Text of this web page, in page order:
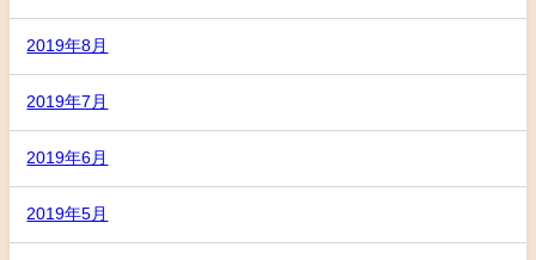
2019年8月
2019年7月
2019年6月
2019年5月